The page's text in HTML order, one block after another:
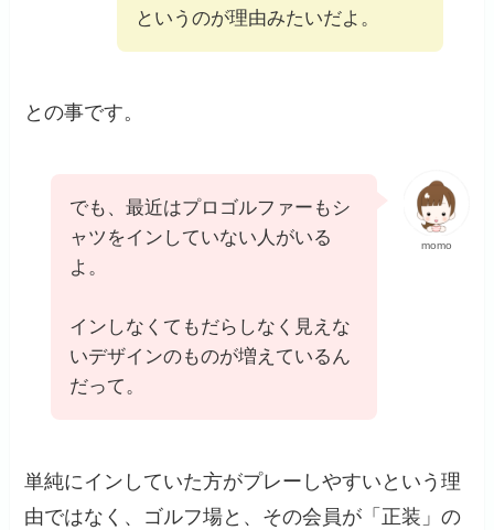
というのが理由みたいだよ。
との事です。
momo
でも、最近はプロゴルファーもシ
ャツをインしていない人がいる
よ。
インしなくてもだらしなく見えな
いデザインのものが増えているん
だって。
単純にインしていた方がプレーしやすいという理
由ではなく、ゴルフ場と、その会員が「正装」の